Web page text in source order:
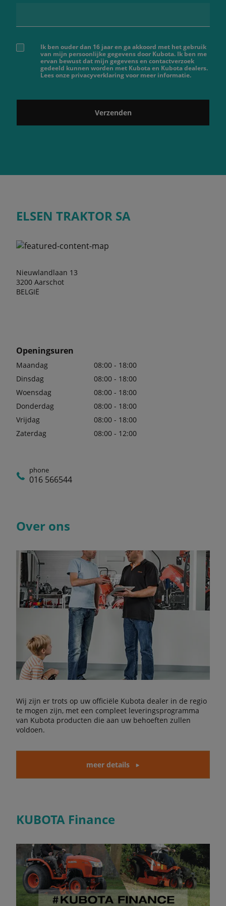
Ik ben ouder dan 16 jaar en ga akkoord met het gebruik
van mijn persoonlijke gegevens door Kubota. Ik ben me
ervan bewust dat mijn gegevens en contactverzoek
gedeeld kunnen worden met Kubota en Kubota dealers.
Lees onze privacyverklaring voor meer informatie.
Verzenden
ELSEN TRAKTOR SA
Nieuwlandlaan 13
3200 Aarschot
BELGIË
Openingsuren
Maandag
08:00 - 18:00
Dinsdag
08:00 - 18:00
Woensdag
08:00 - 18:00
Donderdag
08:00 - 18:00
Vrijdag
08:00 - 18:00
Zaterdag
08:00 - 12:00
phone
016 566544
Over ons
Wij zijn er trots op uw officiële Kubota dealer in de regio
te mogen zijn, met een compleet leveringsprogramma
van Kubota producten die aan uw behoeften zullen
voldoen.
meer details
KUBOTA Finance